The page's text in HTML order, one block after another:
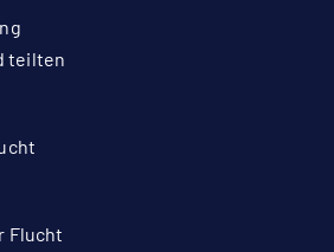
teilten
Flucht